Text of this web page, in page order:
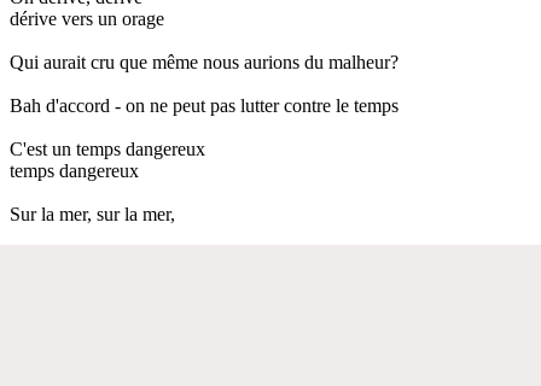
dérive vers un orage
Qui aurait cru que même nous aurions du malheur?
Bah d'accord - on ne peut pas lutter contre le temps
C'est un temps dangereux
temps dangereux
Sur la mer, sur la mer,